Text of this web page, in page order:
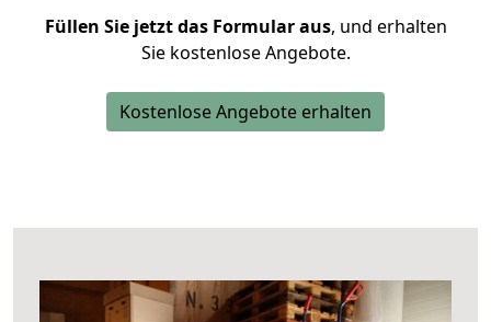
Füllen Sie jetzt das Formular aus, und erhalten
Sie kostenlose Angebote.
Kostenlose Angebote erhalten